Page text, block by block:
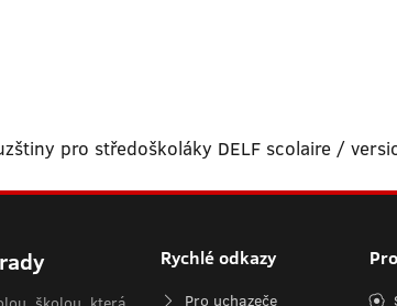
pro středoškoláky DELF scolaire /
Rychlé odkazy
Pro uchazeče